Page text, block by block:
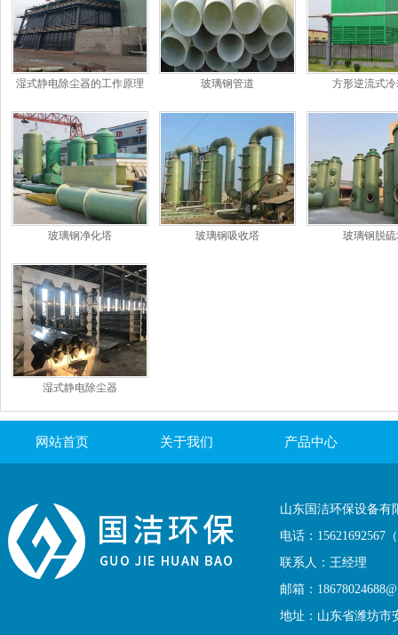
湿式静电除尘器的工作原理
玻璃钢管道 方形逆流式
玻璃钢净化塔 玻璃钢吸收塔 玻璃钢脱
湿式静电除尘器
网站首页 关于我们 产品中心
山东国洁环保设备有
电话：15621692567
联系人：王经理
邮箱：
地址：山东省潍坊市